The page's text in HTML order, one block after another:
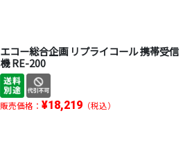
エコー総合企画 リプライコール 携帯受信
機 RE-200
販売価格： ¥18,219（税込）